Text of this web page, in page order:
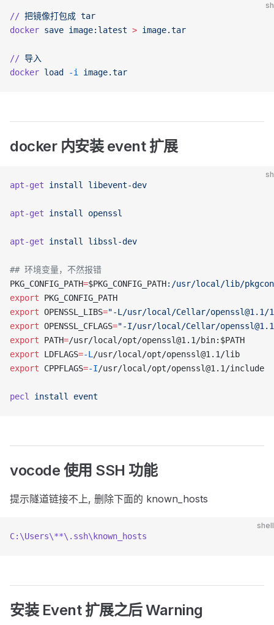
sh
// 把镜像打包成 tar
docker save image:latest > image.tar
// 导入
docker load -i image.tar
docker 内安装 event 扩展
sh
apt-get install libevent-dev
apt-get install openssl
apt-get install libssl-dev
## 环境变量，不然报错
PKG_CONFIG_PATH=$PKG_CONFIG_PATH:/usr/local/lib/
export PKG_CONFIG_PATH
export OPENSSL_LIBS="-L/usr/local/Cellar/
export OPENSSL_CFLAGS="-I/usr/local/Cellar/
export PATH=/usr/local/opt/openssl@1.1/bin:$PATH
export LDFLAGS=-L /usr/local/opt/openssl@1.1/lib
export CPPFLAGS=-I/usr/local/opt/openssl@1.1/include
pecl install event
vocode 使用 SSH 功能
提示隧道链接不上, 删除下面的 known_hosts
shell
C:\Users\**\.ssh\known_hosts
安装 Event 扩展之后 Warning